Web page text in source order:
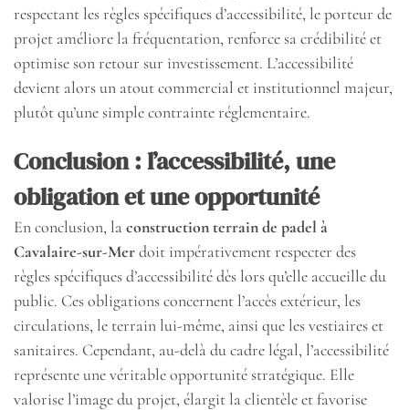
respectant les règles spécifiques d’accessibilité, le porteur de
projet améliore la fréquentation, renforce sa crédibilité et
optimise son retour sur investissement. L’accessibilité
devient alors un atout commercial et institutionnel majeur,
plutôt qu’une simple contrainte réglementaire.
Conclusion : l’accessibilité, une
obligation et une opportunité
En conclusion, laconstruction terrain de padel à
Cavalaire-sur-Merdoit impérativement respecter des
règles spécifiques d’accessibilité dès lors qu’elle accueille du
public. Ces obligations concernent l’accès extérieur, les
circulations, le terrain lui-même, ainsi que les vestiaires et
sanitaires. Cependant, au-delà du cadre légal, l’accessibilité
représente une véritable opportunité stratégique. Elle
valorise l’image du projet, élargit la clientèle et favorise